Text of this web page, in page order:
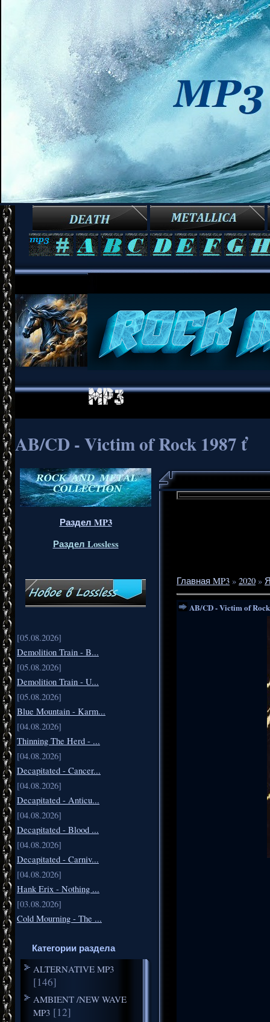
AB/CD - Victim of Rock 1987 ť
Раздел MP3
Раздел Lossless
[05.08.2026]
Demolition Train - B...
[05.08.2026]
Demolition Train - U...
[05.08.2026]
Blue Mountain - Karm...
[04.08.2026]
Thinning The Herd - ...
[04.08.2026]
Decapitated - Cancer...
[04.08.2026]
Decapitated - Anticu...
[04.08.2026]
Decapitated - Blood ...
[04.08.2026]
Decapitated - Carniv...
[04.08.2026]
Hank Erix - Nothing ...
[03.08.2026]
Cold Mourning - The ...
Категории раздела
ALTERNATIVE MP3
[146]
AMBIENT /NEW WAVE
MP3 [12]
Главная MP3 » 2020 »
AB/CD - Victim of